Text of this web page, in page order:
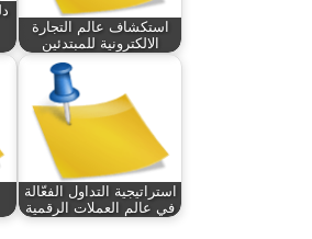
استكشاف عالم التجارة
الالكترونية للمبتدئين
استراتيجية التداول الفعّالة
في عالم العملات الرقمية